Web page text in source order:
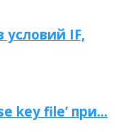
условий IF,
key file’ при...